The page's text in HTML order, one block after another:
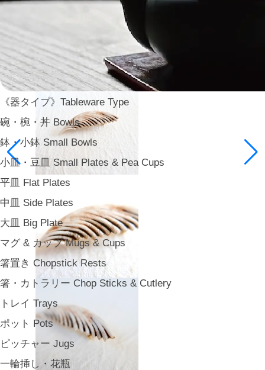
《器タイプ》Tableware Type
碗・椀・丼 Bowls
鉢・小鉢 Small Bowls
小皿・豆皿 Small Plates & Pea Cups
平皿 Flat Plates
中皿 Side Plates
大皿 Big Plate
マグ & カップ Mugs & Cups
箸置き Chopstick Rests
箸・カトラリー Chop Sticks & Cutlery
トレイ Trays
ポット Pots
ピッチャー Jugs
一輪挿し・花瓶